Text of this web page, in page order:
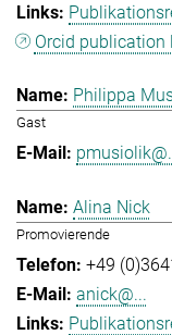
Orcid publication
Philippa
Gast
Alina Nick
Promovierende
+49
anick@...